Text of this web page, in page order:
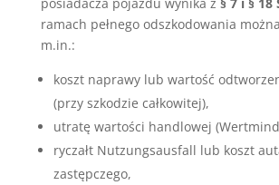
ramach pełnego odszkodowania
m.in.:
koszt naprawy lub wartość
(przy szkodzie całkowitej),
utratę wartości handlowej
ryczałt Nutzungsausfall lub koszt
zastępczego,